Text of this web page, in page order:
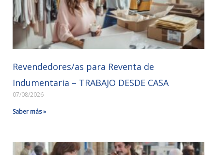
Revendedores/as para Reventa de
Indumentaria – TRABAJO DESDE CASA
07/08/2026
Saber más »